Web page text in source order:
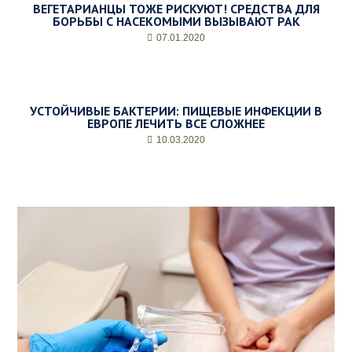
ВЕГЕТАРИАНЦЫ ТОЖЕ РИСКУЮТ! СРЕДСТВА ДЛЯ
БОРЬБЫ С НАСЕКОМЫМИ ВЫЗЫВАЮТ РАК
07.01.2020
УСТОЙЧИВЫЕ БАКТЕРИИ: ПИЩЕВЫЕ ИНФЕКЦИИ В
ЕВРОПЕ ЛЕЧИТЬ ВСЕ СЛОЖНЕЕ
10.03.2020